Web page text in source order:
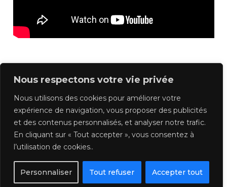
Nous respectons votre vie privée
Nous utilisons des cookies pour améliorer votre
expérience de navigation, vous proposer des publicités
et des contenus personnalisés, et analyser notre trafic.
En cliquant sur « Tout accepter », vous consentez à
l’utilisation de cookies..
Personnaliser Tout refuser Accepter tout
Previous Suivant
Retour au Cours